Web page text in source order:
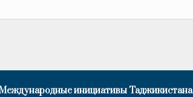
инициативы Таджикистана